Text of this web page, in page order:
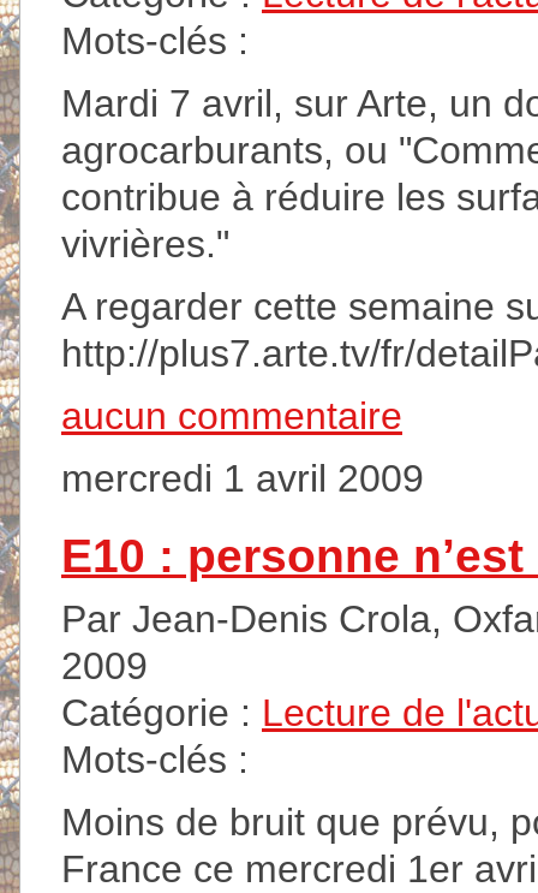
Mots-clés :
Mardi 7 avril, sur Arte, un
agrocarburants, ou
contribue à réduire les
vivrières."
A regarder cette semaine
http://plus7.arte.tv/fr/
aucun commentaire
mercredi 1 avril 2009
E10 : personne
Par Jean-Denis Crola,
2009
Catégorie : Lecture de
Mots-clés :
Moins de bruit que prévu,
France ce mercredi 1er